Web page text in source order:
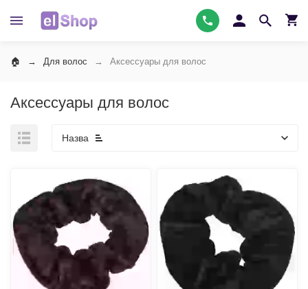
Для волос Аксессуары для волос
Аксессуары для волос
Назва